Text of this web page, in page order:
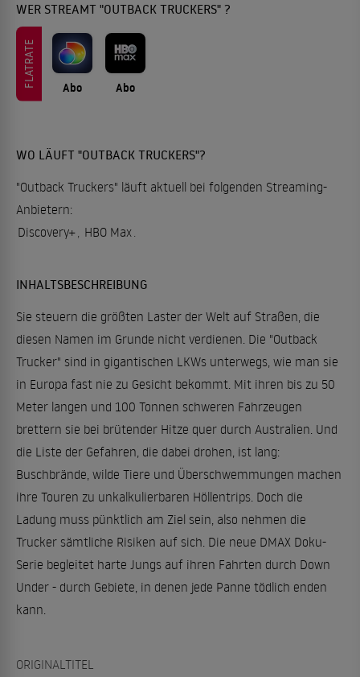
WER STREAMT "OUTBACK TRUCKERS" ?
FLATRATE Abo Abo
WO LÄUFT "OUTBACK TRUCKERS"?
"Outback Truckers" läuft aktuell bei folgenden Streaming-
Anbietern:
Discovery+ HBO Max
INHALTSBESCHREIBUNG
Sie steuern die größten Laster der Welt auf Straßen, die
diesen Namen im Grunde nicht verdienen. Die "Outback
Trucker" sind in gigantischen LKWs unterwegs, wie man sie
in Europa fast nie zu Gesicht bekommt. Mit ihren bis zu 50
Meter langen und 100 Tonnen schweren Fahrzeugen
brettern sie bei brütender Hitze quer durch Australien. Und
die Liste der Gefahren, die dabei drohen, ist lang:
Buschbrände, wilde Tiere und Überschwemmungen machen
ihre Touren zu unkalkulierbaren Höllentrips. Doch die
Ladung muss pünktlich am Ziel sein, also nehmen die
Trucker sämtliche Risiken auf sich. Die neue DMAX Doku-
Serie begleitet harte Jungs auf ihren Fahrten durch Down
Under - durch Gebiete, in denen jede Panne tödlich enden
kann.
ORIGINALTITEL